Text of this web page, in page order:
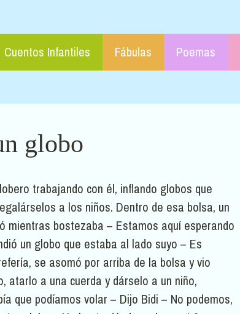
Cuentos Infantiles Fábulas Poemas
globo
trabajando con él, inflando globos que
a los niños. Dentro de esa bolsa, un
mientras bostezaba – Estamos aquí esperando
un globo que estaba al lado suyo – Es
se asomó por arriba de la bolsa y vio
atarlo a una cuerda y dárselo a un niño,
que podíamos volar – Dijo Bidi – No podemos,